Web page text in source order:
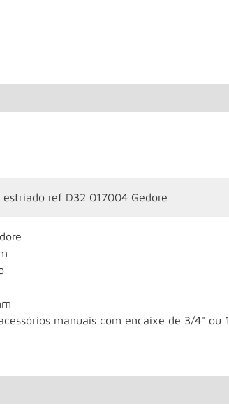
ref D32 017004 Gedore
manuais com encaixe de 3/4" ou